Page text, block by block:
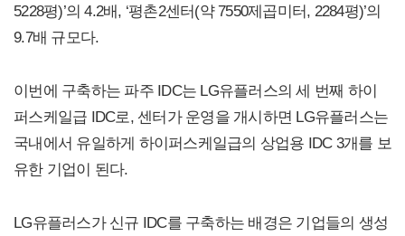
5228평)’의 4.2배, ‘평촌2센터(약 7550제곱미터, 2284평)’의
9.7배 규모다.
이번에 구축하는 파주 IDC는 LG유플러스의 세 번째 하이
퍼스케일급 IDC로, 센터가 운영을 개시하면 LG유플러스는
국내에서 유일하게 하이퍼스케일급의 상업용 IDC 3개를 보
유한 기업이 된다.
LG유플러스가 신규 IDC를 구축하는 배경은 기업들의 생성